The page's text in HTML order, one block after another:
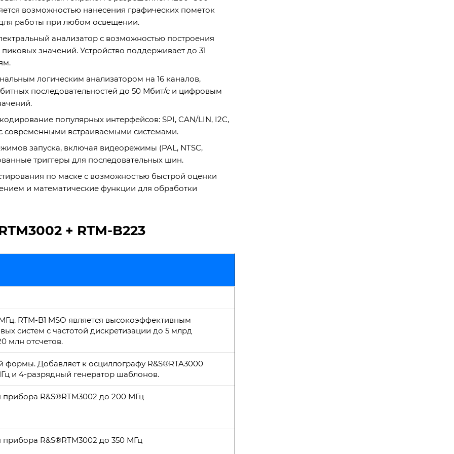
возможностью нанесения графических пометок
работы при любом освещении.
анализатор с возможностью построения
значений. Устройство поддерживает до 31
логическим анализатором на 16 каналов,
последовательностей до 50 Мбит/с и цифровым
популярных интерфейсов: SPI, CAN/LIN, I2C,
современными встраиваемыми системами.
запуска, включая видеорежимы (PAL, NTSC,
триггеры для последовательных шин.
по маске с возможностью быстрой оценки
и математические функции для обработки
+ RTM-B223
RTM-B1 MSO является высокоэффективным
систем с частотой дискретизации до 5 млрд
млн отсчетов.
формы. Добавляет к осциллографу R&S®RTA3000
и 4-разрядный генератор шаблонов.
R&S®RTM3002 до 200 МГц
R&S®RTM3002 до 350 МГц